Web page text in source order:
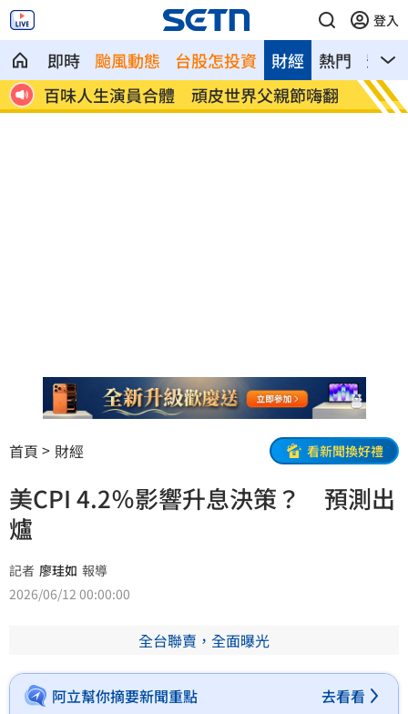
登入
即時 颱風動態 台股怎投資 熱門 影音
財經
本
百味人生演員合體 頑皮世界父親節嗨翻 美法
首頁 財經 看新聞換好禮
美CPI 4.2％影響升息決策？ 預測出
爐
記者 廖珪如 報導
2026/06/12 00:00:00
全台聯賣，全面曝光
阿立幫你摘要新聞重點 去看看